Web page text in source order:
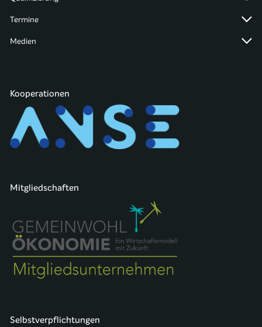
Termine
Medien
Kooperationen
Mitgliedschaften
Selbstverpflichtungen